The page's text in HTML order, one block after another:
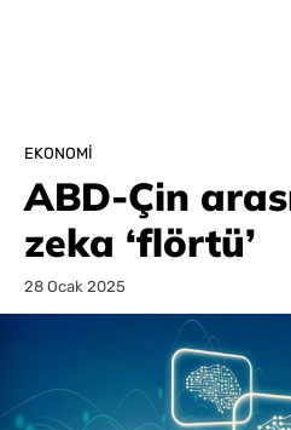
EKONOMI
ABD-Çin
zeka ‘flörtü’
28 Ocak 2025